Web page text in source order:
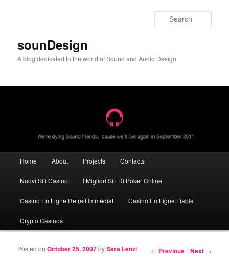
sounDesign
A blog dedicated to the world of Sound and Audio Design
Skip to primary content
Skip to secondary content
Home About Projects Contacts
Nuovi Siti Casino I Migliori Siti Di Poker Online
Casino En Ligne Retrait Immédiat Casino En Ligne Fiable
Crypto Casinos
Post navigation
← Previous Next →
Posted onOctober 25, 2007bySara Lenzi